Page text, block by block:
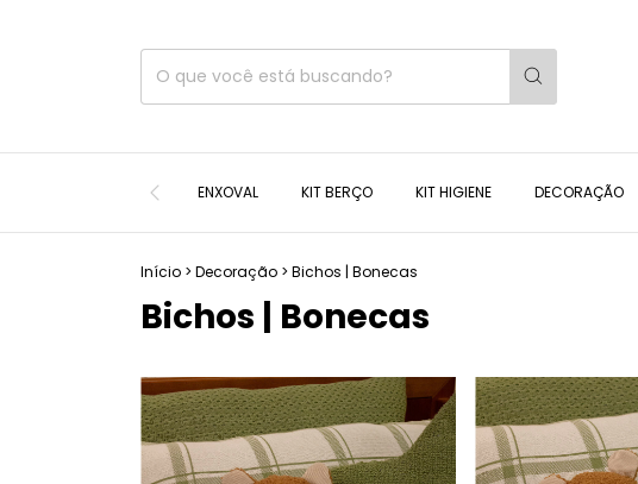
ENXOVAL KIT BERÇO KIT HIGIENE DECORAÇÃO
Início > Decoração > Bichos | Bonecas
Bichos | Bonecas